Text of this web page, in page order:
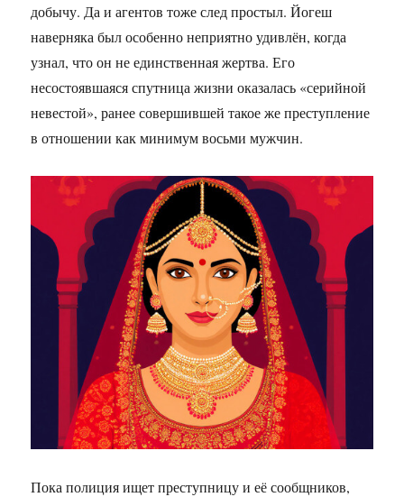
добычу. Да и агентов тоже след простыл. Йогеш
наверняка был особенно неприятно удивлён, когда
узнал, что он не единственная жертва. Его
несостоявшаяся спутница жизни оказалась «серийной
невестой», ранее совершившей такое же преступление
в отношении как минимум восьми мужчин.
Пока полиция ищет преступницу и её сообщников,